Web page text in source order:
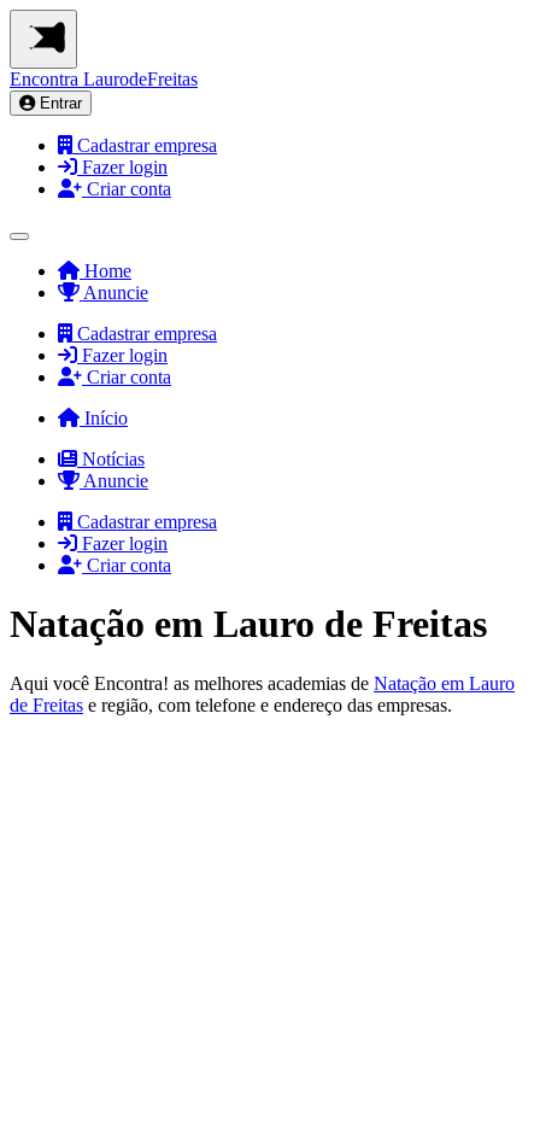
Encontra LaurodeFreitas
Entrar
Cadastrar empresa
Fazer login
Criar conta
Home
Anuncie
Cadastrar empresa
Fazer login
Criar conta
Início
Notícias
Anuncie
Cadastrar empresa
Fazer login
Criar conta
Natação em Lauro de Freitas
Aqui você Encontra! as melhores academias de Natação em Lauro
de Freitas e região, com telefone e endereço das empresas.